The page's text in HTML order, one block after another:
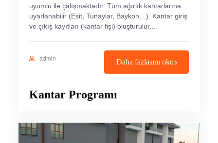
uyumlu ile çalışmaktadır. Tüm ağırlık kantarlarına
uyarlanabilir (Esit, Tunaylar, Baykon…). Kantar giriş
ve çıkış kayıtları (kantar fişi) oluşturulur,…
admin Daha fazlasını oku
Kantar Programı